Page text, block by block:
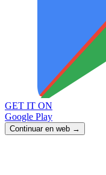
GET IT ON
Google Play
Continuar en web →